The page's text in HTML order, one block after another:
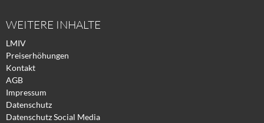
WEITERE INHALTE
LMIV
Preiserhöhungen
Kontakt
AGB
Impressum
Datenschutz
Datenschutz Social Media